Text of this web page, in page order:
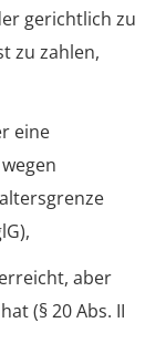
gerichtlich zu
zu zahlen,
eine
aber
(§ 20 Abs. II